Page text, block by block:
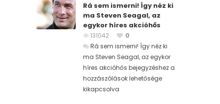
Rá sem ismerni! Így néz ki
ma Steven Seagal, az
egykor híres akcióhős
131042
0
Rá sem ismerni! Így néz ki
ma Steven Seagal, az egykor
híres akcióhős bejegyzéshez a
hozzászólások lehetősége
kikapcsolva